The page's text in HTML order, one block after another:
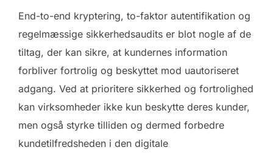
End-to-end kryptering, to-faktor autentifikation og
regelmæssige sikkerhedsaudits er blot nogle af de
tiltag, der kan sikre, at kundernes information
forbliver fortrolig og beskyttet mod uautoriseret
adgang. Ved at prioritere sikkerhed og fortrolighed
kan virksomheder ikke kun beskytte deres kunder,
men også styrke tilliden og dermed forbedre
kundetilfredsheden i den digitale